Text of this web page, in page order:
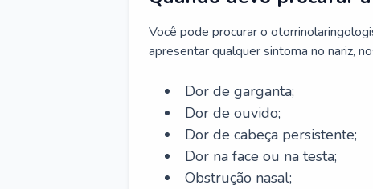
Você pode procurar o
apresentar qualquer sintoma no nariz,
Dor de garganta;
Dor de ouvido;
Dor de cabeça persistente;
Dor na face ou na testa;
Obstrução nasal;